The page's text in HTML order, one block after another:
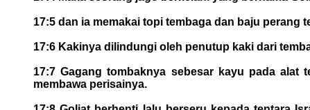
17:5 dan ia memakai topi tembaga dan baju
17:6 Kakinya dilindungi oleh penutup kaki dari
17:7 Gagang tombaknya sebesar kayu pada
membawa perisainya.